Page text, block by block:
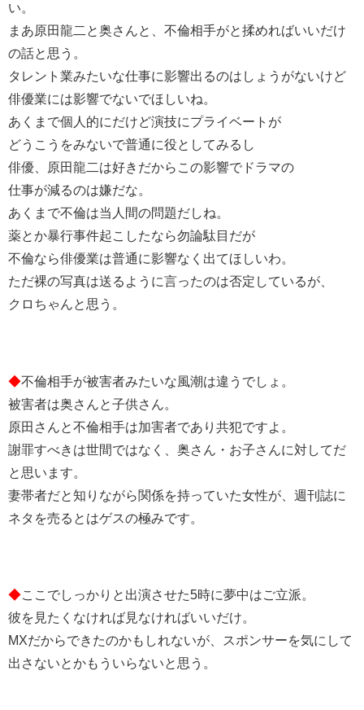
い。
まあ原田龍二と奥さんと、不倫相手がと揉めればいいだけ
の話と思う。
タレント業みたいな仕事に影響出るのはしょうがないけど
俳優業には影響でないでほしいね。
あくまで個人的にだけど演技にプライベートが
どうこうをみないで普通に役としてみるし
俳優、原田龍二は好きだからこの影響でドラマの
仕事が減るのは嫌だな。
あくまで不倫は当人間の問題だしね。
薬とか暴行事件起こしたなら勿論駄目だが
不倫なら俳優業は普通に影響なく出てほしいわ。
ただ裸の写真は送るように言ったのは否定しているが、
クロちゃんと思う。
◆不倫相手が被害者みたいな風潮は違うでしょ。
被害者は奥さんと子供さん。
原田さんと不倫相手は加害者であり共犯ですよ。
謝罪すべきは世間ではなく、奥さん・お子さんに対してだ
と思います。
妻帯者だと知りながら関係を持っていた女性が、週刊誌に
ネタを売るとはゲスの極みです。
◆ここでしっかりと出演させた5時に夢中はご立派。
彼を見たくなければ見なければいいだけ。
MXだからできたのかもしれないが、スポンサーを気にして
出さないとかもういらないと思う。